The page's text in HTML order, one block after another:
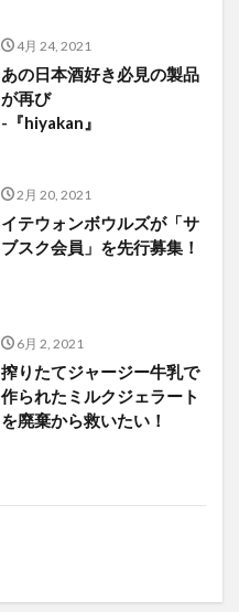
4月 24, 2021
あの日本酒好き必見の製品
が再び
-『hiyakan』
2月 20, 2021
イテウォンボウルズが「サ
ブスク会員」を先行募集！
6月 2, 2021
搾りたてジャージー牛乳で
作られたミルクジェラート
を廃棄から救いたい！